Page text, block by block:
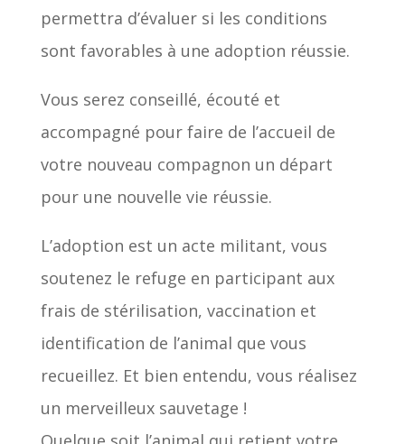
permettra d’évaluer si les conditions
sont favorables à une adoption réussie.
Vous serez conseillé, écouté et
accompagné pour faire de l’accueil de
votre nouveau compagnon un départ
pour une nouvelle vie réussie.
L’adoption est un acte militant, vous
soutenez le refuge en participant aux
frais de stérilisation, vaccination et
identification de l’animal que vous
recueillez. Et bien entendu, vous réalisez
un merveilleux sauvetage !